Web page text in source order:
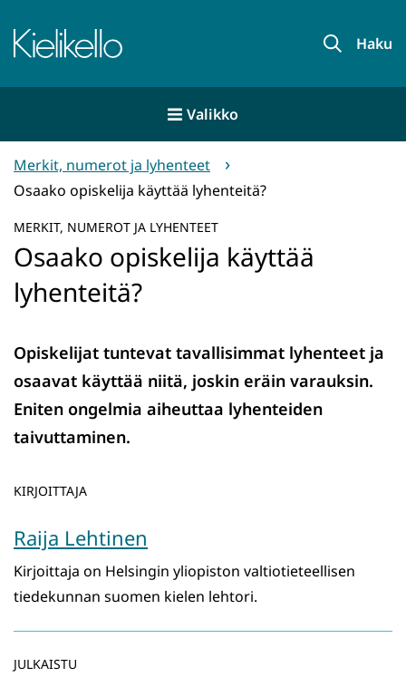
sisältöön
Etusivu Haku
Valikko
Merkit, numerot ja lyhenteet
Osaako opiskelija käyttää lyhenteitä?
MERKIT, NUMEROT JA LYHENTEET
Osaako opiskelija käyttää
lyhenteitä?
Opiskelijat tuntevat tavallisimmat lyhenteet ja
osaavat käyttää niitä, joskin eräin varauksin.
Eniten ongelmia aiheuttaa lyhenteiden
taivuttaminen.
KIRJOITTAJA
Raija Lehtinen
Kirjoittaja on Helsingin yliopiston valtiotieteellisen
tiedekunnan suomen kielen lehtori.
JULKAISTU